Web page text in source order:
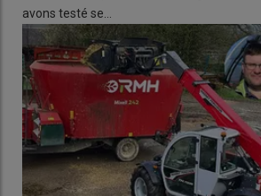
avons testé se…